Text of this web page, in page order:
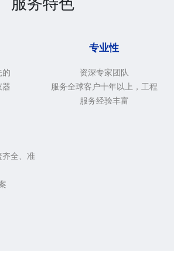
的
器
专业性
资深专家团队
服务全球客户十年以上，工程
服务经验丰富
齐全、准